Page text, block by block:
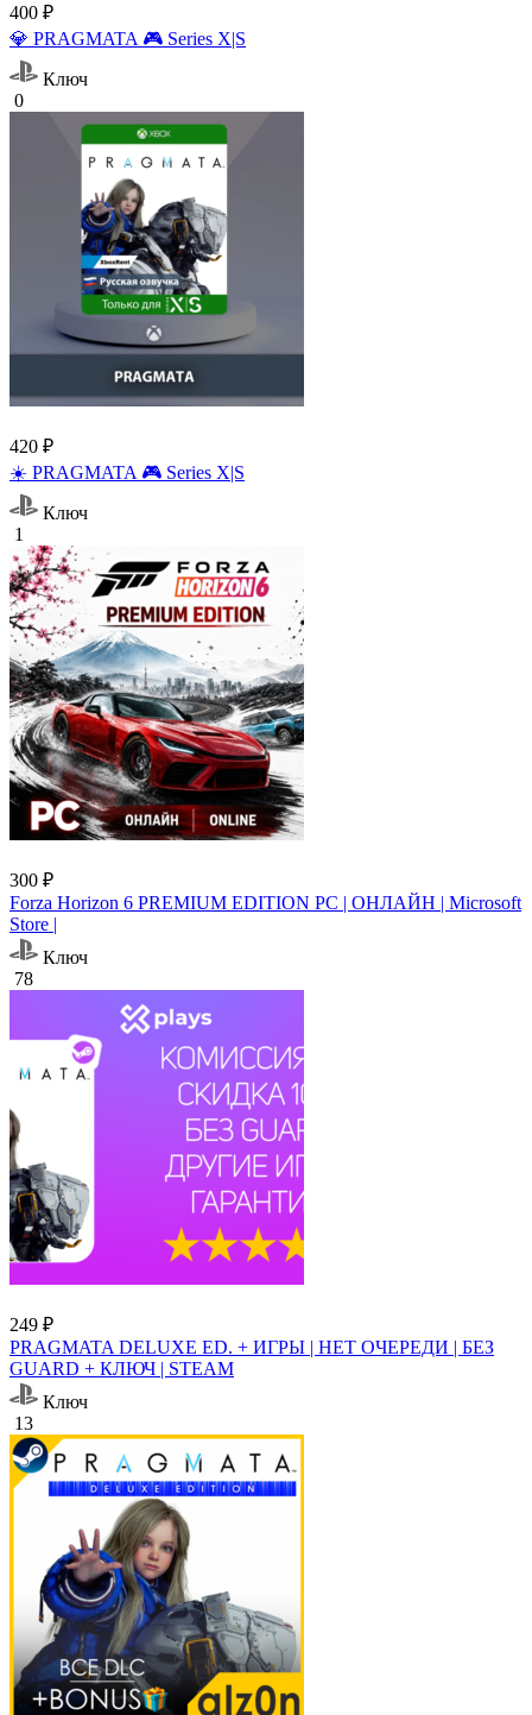
400 ₽
💎 PRAGMATA 🎮 Series X|S
Ключ
0
420 ₽
☀️ PRAGMATA 🎮 Series X|S
Ключ
1
300 ₽
Forza Horizon 6 PREMIUM EDITION PC | ОНЛАЙН | Microsoft
Store |
Ключ
78
249 ₽
PRAGMATA DELUXE ED. + ИГРЫ | НЕТ ОЧЕРЕДИ | БЕЗ
GUARD + КЛЮЧ | STEAM
Ключ
13